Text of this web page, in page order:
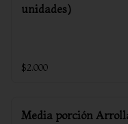
unidades)
$2.000
Media porción